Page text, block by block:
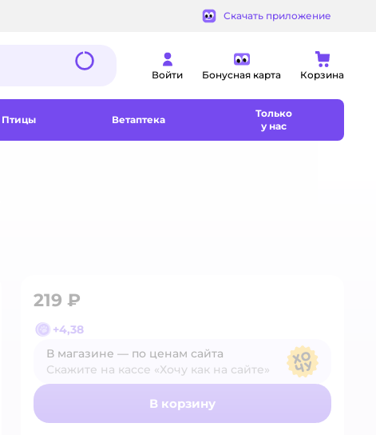
Скачать приложение
Войти Бонусная карта Корзина
Птицы Ветаптека
Только
у нас
219 ₽
+4,38
В магазине — по ценам сайта
Скажите на кассе «Хочу как на сайте»
В магазине — по ценам сайта
В корзину